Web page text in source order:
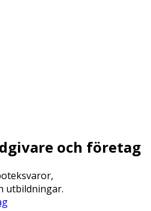
och företag
utbildningar.